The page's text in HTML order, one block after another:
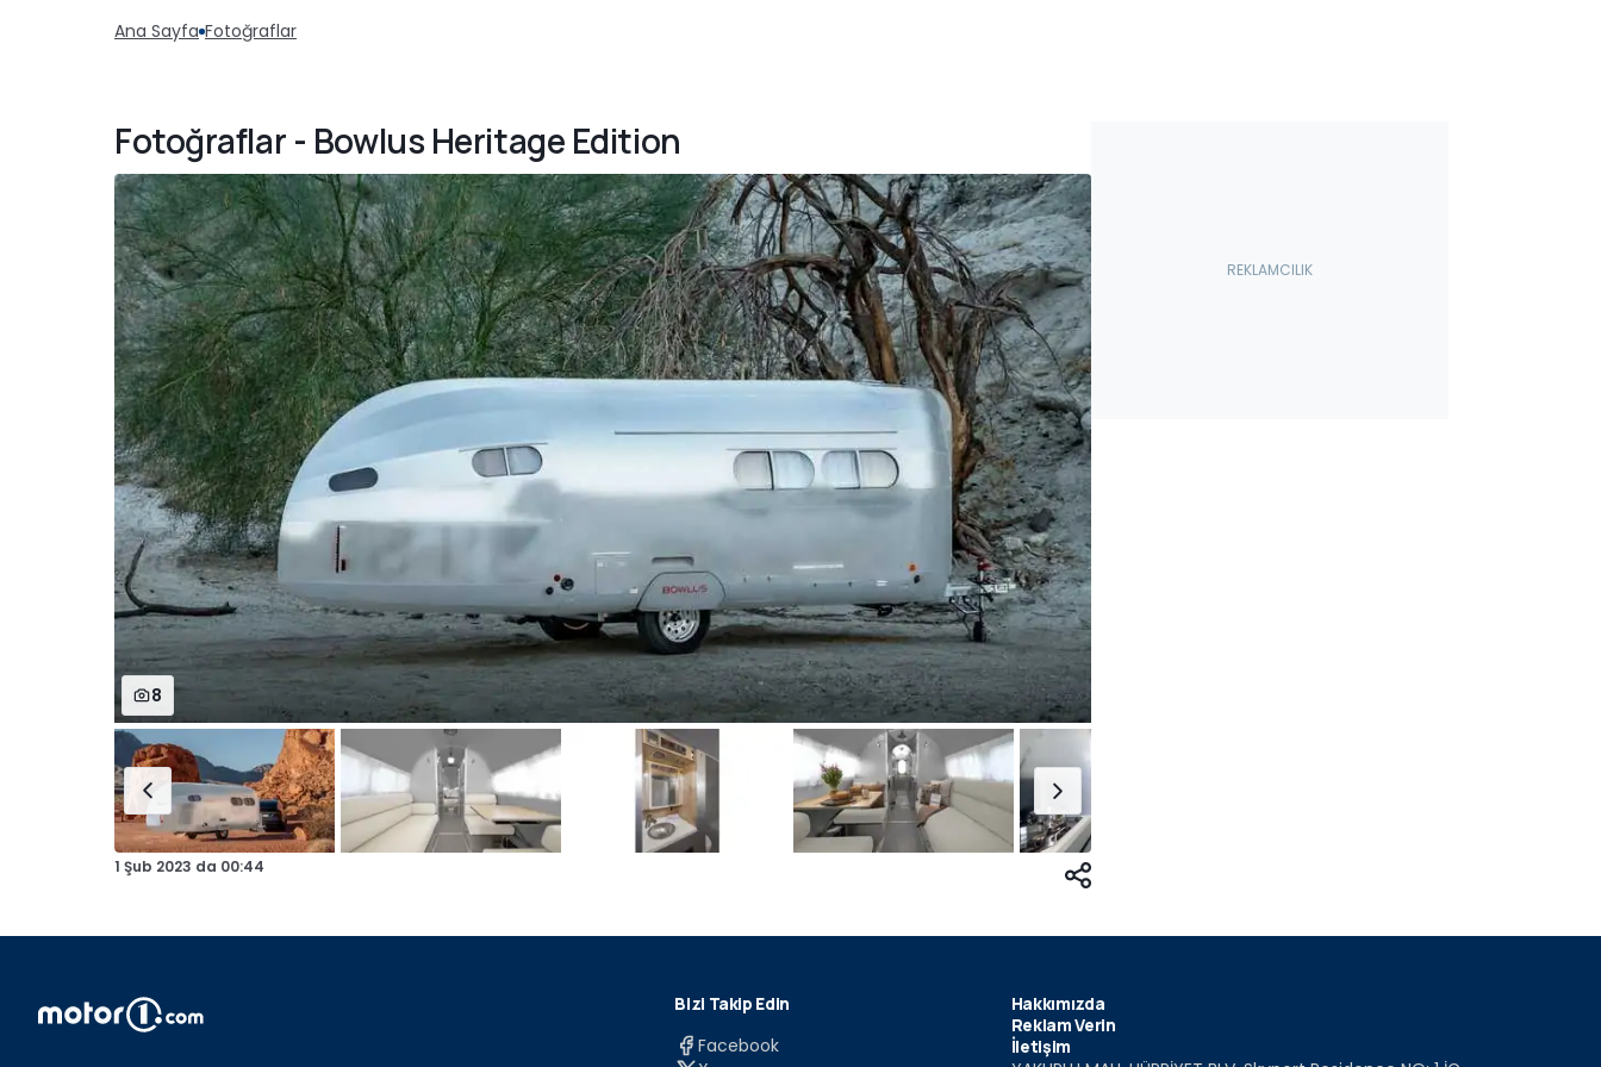
Ana Sayfa Fotoğraflar
Fotoğraflar - Bowlus Heritage Edition
8
1 Şub 2023 da 00:44
Bizi Takip Edin
Facebook
Hakkımızda
Reklam Verin
İletişim